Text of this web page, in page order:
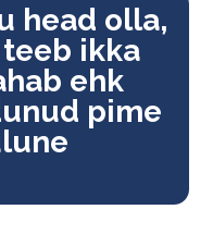
head olla,
ikka
ehk
pime